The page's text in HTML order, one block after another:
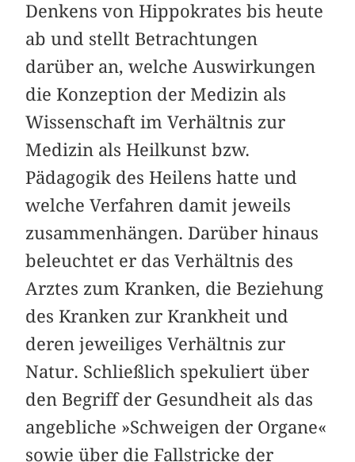
Denkens von Hippokrates bis heute
ab und stellt Betrachtungen
darüber an, welche Auswirkungen
die Konzeption der Medizin als
Wissenschaft im Verhältnis zur
Medizin als Heilkunst bzw.
Pädagogik des Heilens hatte und
welche Verfahren damit jeweils
zusammenhängen. Darüber hinaus
beleuchtet er das Verhältnis des
Arztes zum Kranken, die Beziehung
des Kranken zur Krankheit und
deren jeweiliges Verhältnis zur
Natur. Schließlich spekuliert über
den Begriff der Gesundheit als das
angebliche »Schweigen der Organe«
sowie über die Fallstricke der